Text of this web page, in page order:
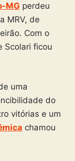
MG perdeu
MRV, de
Com o
Scolari ficou
uma
do
vitórias e um
chamou